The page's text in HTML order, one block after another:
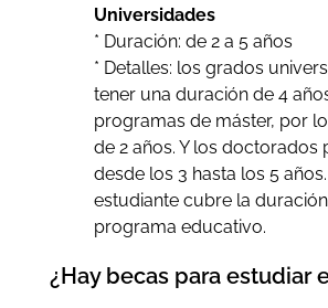
Universidades
* Duración: de 2 a 5 años
* Detalles: los grados
tener una duración de 4
programas de máster, por
de 2 años. Y los doctorados
desde los 3 hasta los 5
estudiante cubre la
programa educativo.
¿Hay becas para estudiar